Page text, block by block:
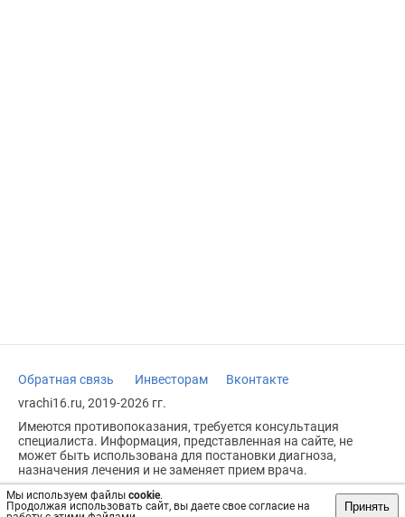
Мы используем файлы cookie.
Продолжая использовать сайт, вы даете свое согласие на
Принять
Обратная связь Инвесторам
Вконтакте
vrachi16.ru, 2019-2026 гг.
Имеются противопоказания, требуется консультация
специалиста. Информация, представленная на сайте, не
может быть использована для постановки диагноза,
назначения лечения и не заменяет прием врача.
Возрастное ограничение: 18+